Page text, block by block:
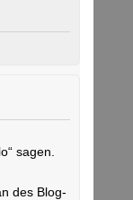
sagen.
des Blog-